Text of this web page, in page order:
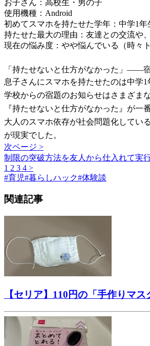
お子さん：高校生・男の子
使用機種：Android
初めてスマホを持たせた学年：中学1年
持たせた最大の理由：友達との交流や
現在の悩み度：やや悩んでいる（時々
「持たせないと仕方がなかった」——
息子さんにスマホを持たせたのは中学
学校からの宿題のお知らせはさまざま
『持たせないと仕方がなかった』が一
大人のスマホ依存が社会問題化してい
が現実でした。
次ページ >
制限の突破方法を友人から仕入れて実
1 2 3 4 >
#育児#暮らしハック#体験談
関連記事
【セリア】110円の「手作りマ